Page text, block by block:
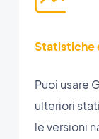
Statistiche
Puoi usare
ulteriori
le versioni